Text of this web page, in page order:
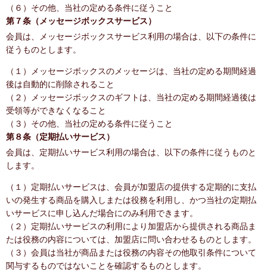
（６）その他、当社の定める条件に従うこと
第７条（メッセージボックスサービス）
会員は、メッセージボックスサービス利用の場合は、以下の条件に
従うものとします。
（１）メッセージボックスのメッセージは、当社の定める期間経過
後は自動的に削除されること
（２）メッセージボックスのギフトは、当社の定める期間経過後は
受領等ができなくなること
（３）その他、当社の定める条件に従うこと
第８条（定期払いサービス）
会員は、定期払いサービス利用の場合は、以下の条件に従うものと
します。
（１）定期払いサービスは、会員が加盟店の提供する定期的に支払
いの発生する商品を購入しまたは役務を利用し、かつ当社の定期払
いサービスに申し込んだ場合にのみ利用できます。
（２）定期払いサービスの利用により加盟店から提供される商品ま
たは役務の内容については、加盟店に問い合わせるものとします。
（３）会員は当社が商品または役務の内容その他取引条件について
関与するものではないことを確認するものとします。